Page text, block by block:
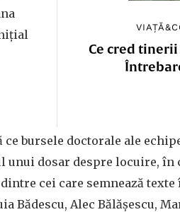
Ce cred
bursele doctorale ale
unui dosar despre locuire,
cei care semnează
Bădescu, Alec Bălășescu,